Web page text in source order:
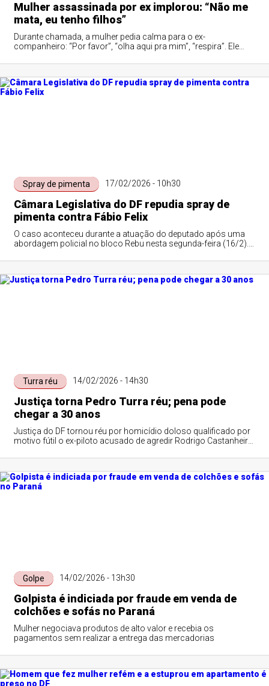
Mulher assassinada por ex implorou: “Não me
mata, eu tenho filhos”
Durante chamada, a mulher pedia calma para o ex-
companheiro: “Por favor”, “olha aqui pra mim”, “respira”. Ele
Spray de pimenta 17/02/2026 - 10h30
Câmara Legislativa do DF repudia spray de
pimenta contra Fábio Felix
O caso aconteceu durante a atuação do deputado após uma
abordagem policial no bloco Rebu nesta segunda-feira (16/2).
Turra réu 14/02/2026 - 14h30
Justiça torna Pedro Turra réu; pena pode
chegar a 30 anos
Justiça do DF tornou réu por homicídio doloso qualificado por
motivo fútil o ex-piloto acusado de agredir Rodrigo Castanheira,
Golpe 14/02/2026 - 13h30
Golpista é indiciada por fraude em venda de
colchões e sofás no Paraná
Mulher negociava produtos de alto valor e recebia os
pagamentos sem realizar a entrega das mercadorias